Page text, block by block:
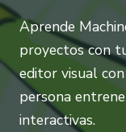
Aprende
proyectos con
editor visual
persona
interactivas.